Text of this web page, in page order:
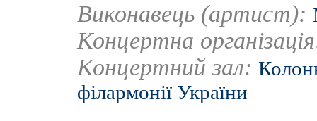
Виконавець (артист):
Концертна
Концертний зал:
філармонії України